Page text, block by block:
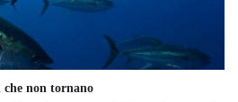
non tornano